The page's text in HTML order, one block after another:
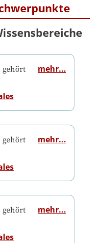
gehört
mehr...
gehört
mehr...
gehört
mehr...